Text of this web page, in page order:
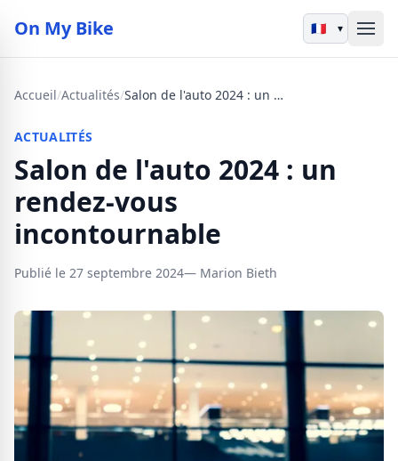
On My Bike ▾
Accueil/Actualités/ Salon de l'auto 2024 : un rendez-vous incontournable
ACTUALITÉS
Salon de l'auto 2024 : un
rendez-vous
incontournable
Publié le 27 septembre 2024— Marion Bieth